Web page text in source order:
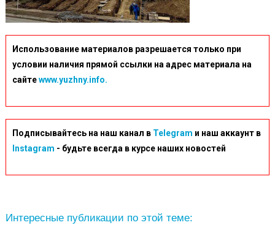
Использование материалов разрешается только при
условии наличия прямой ссылки на адрес материала на
сайтеwww.yuzhny.info.
Подписывайтесь на наш канал в Telegram и наш аккаунт в
Instagram - будьте всегда в курсе наших новостей
Интересные публикации по этой теме: